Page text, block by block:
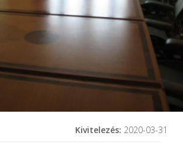
Kivitelezés: 2020-03-31